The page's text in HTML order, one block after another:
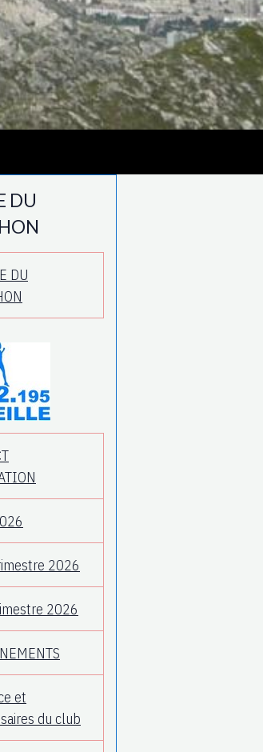
DU
DU
2026
2026
et
du club